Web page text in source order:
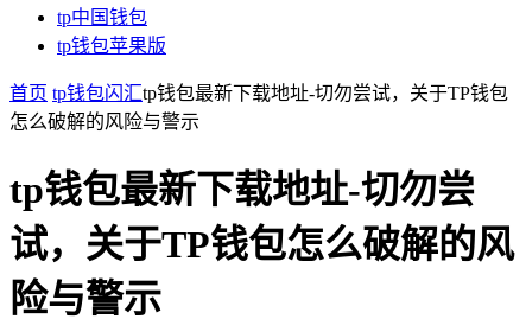
tp中国钱包
tp钱包苹果版
首页 tp钱包闪汇tp钱包最新下载地址-切勿尝试，关于TP钱包
怎么破解的风险与警示
tp钱包最新下载地址-切勿尝
试，关于TP钱包怎么破解的风
险与警示